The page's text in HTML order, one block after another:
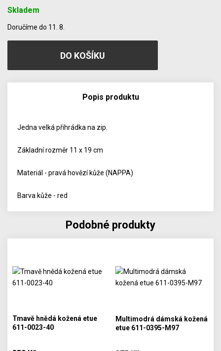
Skladem
Doručíme do 11. 8.
Popis produktu
Jedna velká přihrádka na zip.
Základní rozměr 11 x 19 cm
Materiál - pravá hovězí kůže (NAPPA)
Barva kůže - red
Podobné produkty
Tmavě hnědá kožená etue
611-0023-40
Multimodrá dámská kožená
etue 611-0395-M97